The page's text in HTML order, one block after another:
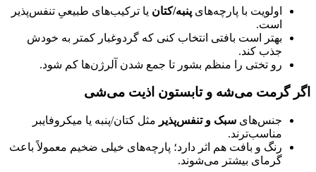
اولویت با پارچه‌های پنبه/کتان یا ترکیب‌های طبیعیِ تنفس‌پذیر
است.
بهتر است بافتی انتخاب کنی که گردوغبار کمتر به خودش
جذب کند.
رو تختی را منظم بشور تا جمع شدن آلرژن‌ها کم شود.
اگر گرمت می‌شه و تابستون اذیت می‌شی
جنس‌های سبک و تنفس‌پذیر مثل کتان/پنبه یا میکروفایبر
مناسب‌ترند.
رنگ و بافت هم اثر دارد؛ پارچه‌های خیلی ضخیم معمولاً باعث
گرمای بیشتر می‌شوند.